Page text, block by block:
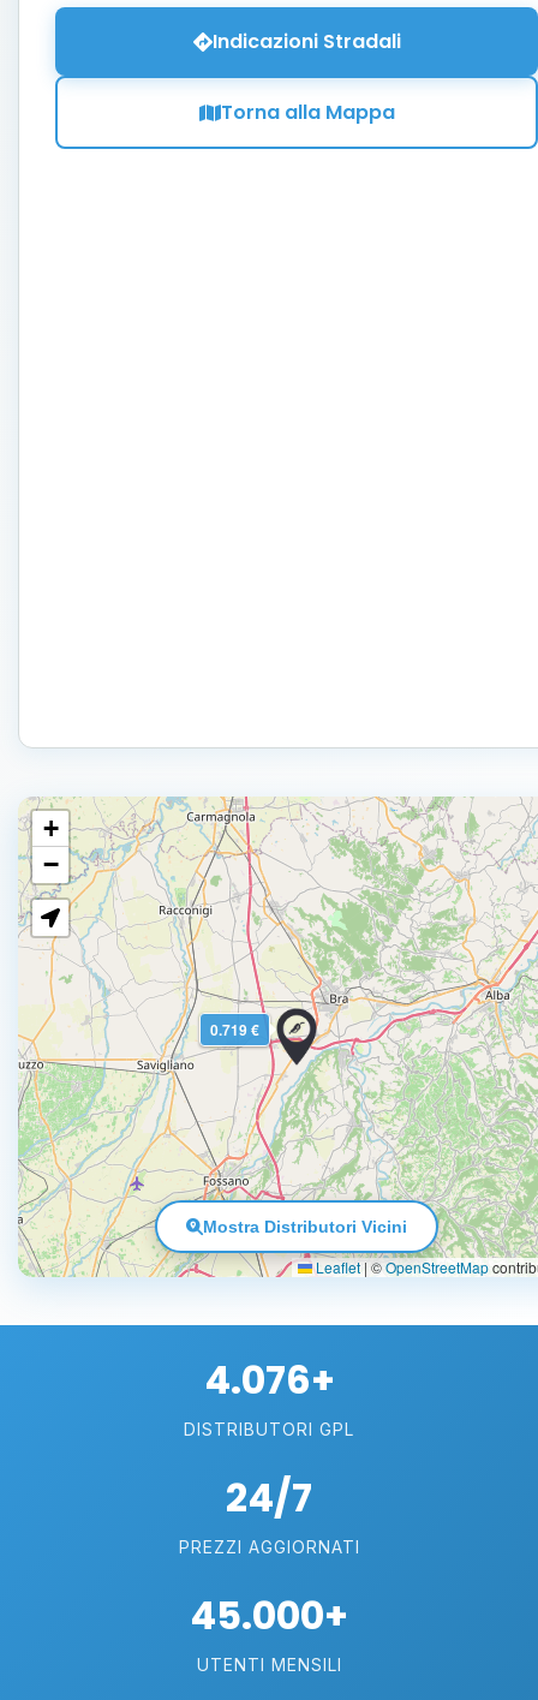
Indicazioni Stradali
Torna alla Mappa
0.719 €
+
−
Leaflet|©OpenStreetMap
Mostra Distributori Vicini
4.076+
DISTRIBUTORI GPL
24/7
PREZZI AGGIORNATI
45.000+
UTENTI MENSILI